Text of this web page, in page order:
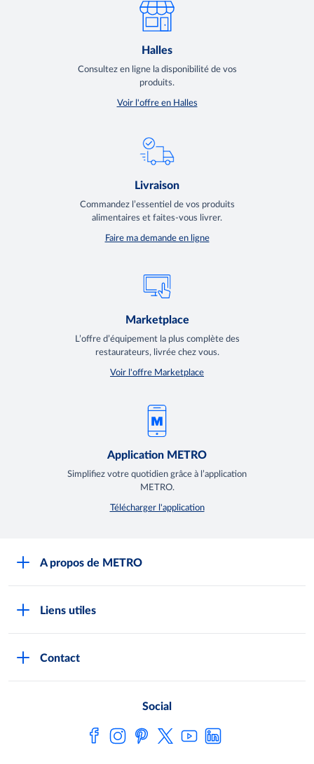
Halles
Consultez en ligne la disponibilité de vos
produits.
Voir l'offre en Halles
Livraison
Commandez l’essentiel de vos produits
alimentaires et faites-vous livrer.
Faire ma demande en ligne
Marketplace
L’offre d’équipement la plus complète des
restaurateurs, livrée chez vous.
Voir l'offre Marketplace
Application METRO
Simplifiez votre quotidien grâce à l’application
METRO.
Télécharger l'application
A propos de METRO
Liens utiles
Fiches de données de sécurité
Contact
Social